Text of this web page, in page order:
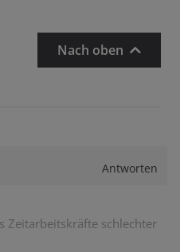
Nach oben
Antworten
Zeitarbeitskräfte schlechter